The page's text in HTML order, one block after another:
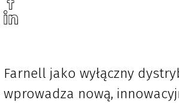
Farnell jako wyłączny
wprowadza nową,